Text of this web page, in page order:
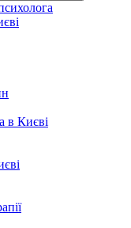
в Києві